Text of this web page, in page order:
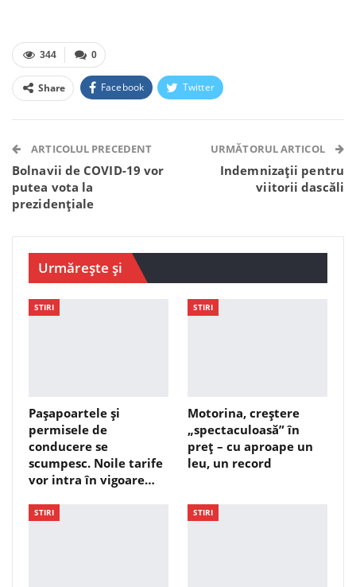
0
344
Share Facebook Twitter
Telegram WhatsApp Viber
ARTICOLUL PRECEDENT
Bolnavii de COVID-19 vor
putea vota la
prezidențiale
URMĂTORUL ARTICOL
Indemnizații pentru
viitorii dascăli
Urmărește și
STIRI
Pașapoartele și
permisele de
conducere se
scumpesc. Noile tarife
vor intra în vigoare…
STIRI
Motorina, creștere
„spectaculoasă” în
preț – cu aproape un
leu, un record
STIRI STIRI